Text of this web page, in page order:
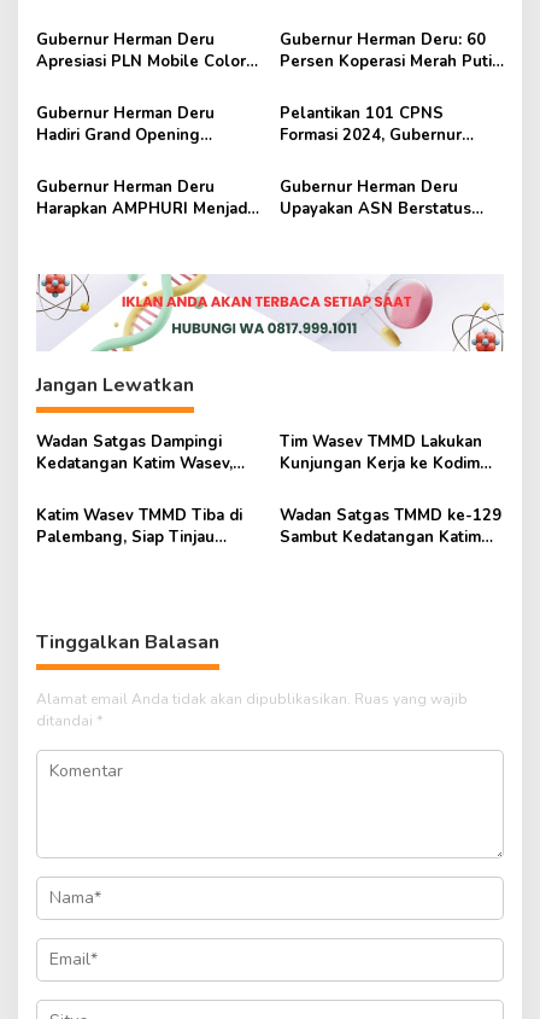
p
o
s
Jakarta
Gubernur Herman Deru
Apresiasi PLN Mobile Color
dan Gaya Hidup Sehat
Gubernur Herman Deru: 60
Persen Koperasi Merah Putih
Gubernur Herman Deru
Hadiri Grand Opening
Rumah Loer Palembang
Pelantikan 101 CPNS
Formasi 2024, Gubernur
Integritas dan Pelayanan
Pada Masyarakat
Gubernur Herman Deru
Harapkan AMPHURI Menjadi
Perjalanan Umroh dan Haji
Gubernur Herman Deru
Upayakan ASN Berstatus
Pensiunan Dihari Tua
Jangan Lewatkan
Wadan Satgas Dampingi
Kedatangan Katim Wasev,
Dievaluasi
Tim Wasev TMMD Lakukan
Kunjungan Kerja ke Kodim
Katim Wasev TMMD Tiba di
Palembang, Siap Tinjau
Wadan Satgas TMMD ke-129
Sambut Kedatangan Katim
Tinggalkan Balasan
Alamat email Anda tidak akan dipublikasikan. Ruas yang wajib
ditandai *